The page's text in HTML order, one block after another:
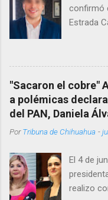
confirmó
Estrada
Corredor
se
Estrada,
un
"Sacaron el cobre"
a polémicas
del PAN, Daniela
PorTribuna de Chihuahua -
El 4 de
realizo